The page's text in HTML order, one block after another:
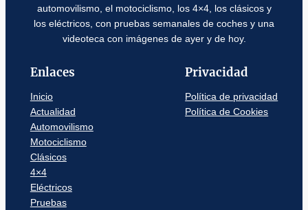
automovilismo, el motociclismo, los 4×4, los clásicos y
los eléctricos, con pruebas semanales de coches y una
videoteca con imágenes de ayer y de hoy.
Enlaces
Inicio
Actualidad
Automovilismo
Motociclismo
Clásicos
4×4
Eléctricos
Pruebas
Privacidad
Política de privacidad
Política de Cookies